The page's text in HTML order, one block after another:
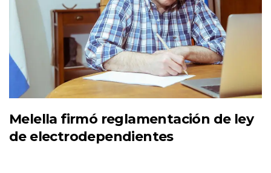
Melella firmó reglamentación de ley
de electrodependientes